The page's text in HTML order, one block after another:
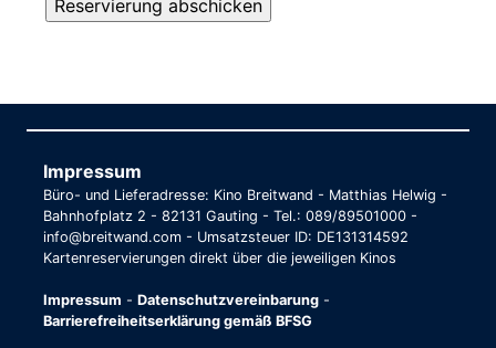
Impressum
Büro- und Lieferadresse: Kino Breitwand - Matthias Helwig -
Bahnhofplatz 2 - 82131 Gauting - Tel.: 089/89501000 -
info@breitwand.com - Umsatzsteuer ID: DE131314592
Kartenreservierungen direkt über die jeweiligen Kinos
Impressum - Datenschutzvereinbarung -
Barrierefreiheitserklärung gemäß BFSG